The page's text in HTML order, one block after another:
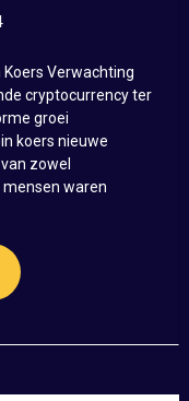
Verwachting
cryptocurrency ter
groei
koers nieuwe
zowel
waren